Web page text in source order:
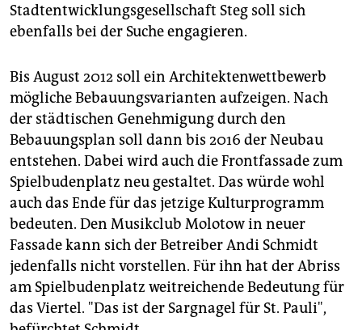
Stadtentwicklungsgesellschaft Steg soll sich
ebenfalls bei der Suche engagieren.
Bis August 2012 soll ein Architektenwettbewerb
mögliche Bebauungsvarianten aufzeigen. Nach
der städtischen Genehmigung durch den
Bebauungsplan soll dann bis 2016 der Neubau
entstehen. Dabei wird auch die Frontfassade zum
Spielbudenplatz neu gestaltet. Das würde wohl
auch das Ende für das jetzige Kulturprogramm
bedeuten. Den Musikclub Molotow in neuer
Fassade kann sich der Betreiber Andi Schmidt
jedenfalls nicht vorstellen. Für ihn hat der Abriss
am Spielbudenplatz weitreichende Bedeutung für
das Viertel. "Das ist der Sargnagel für St. Pauli",